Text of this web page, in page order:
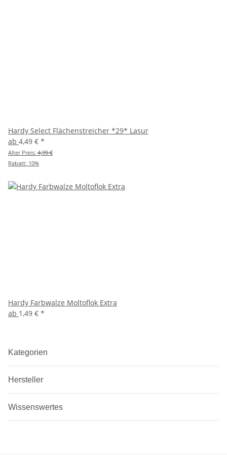
Hardy Select Flächenstreicher *29* Lasur
ab 4,49 € *
Alter Preis: 4,99 €
Rabatt: 10%
Hardy Farbwalze Moltoflok Extra
ab 1,49 € *
Kategorien
Hersteller
Wissenswertes